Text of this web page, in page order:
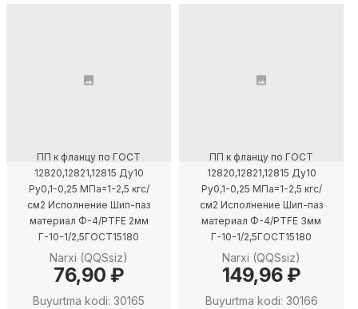
ПП к фланцу по ГОСТ
12820,12821,12815 Ду10
Ру0,1-0,25 МПа=1-2,5 кгс/
см2 Исполнение Шип-паз
материал Ф-4/PTFE 2мм
Г-10-1/2,5ГОСТ15180
Narxi (QQSsiz)
76,90 ₽
Buyurtma kodi: 30165
ПП к фланцу по ГОСТ
12820,12821,12815 Ду10
Ру0,1-0,25 МПа=1-2,5 кгс/
см2 Исполнение Шип-паз
материал Ф-4/PTFE 3мм
Г-10-1/2,5ГОСТ15180
Narxi (QQSsiz)
149,96 ₽
Buyurtma kodi: 30166